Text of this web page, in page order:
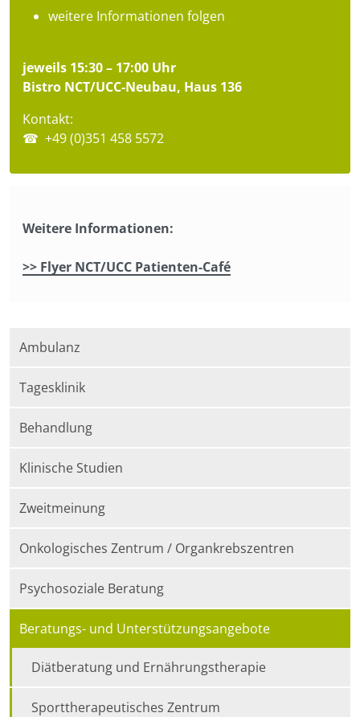
weitere Informationen folgen
jeweils 15:30 – 17:00 Uhr
Bistro NCT/UCC-Neubau, Haus 136
Kontakt:
☎ +49 (0)351 458 5572
Weitere Informationen:
>> Flyer NCT/UCC Patienten-Café
Ambulanz
Tagesklinik
Behandlung
Klinische Studien
Zweitmeinung
Onkologisches Zentrum / Organkrebszentren
Psychosoziale Beratung
Beratungs- und Unterstützungsangebote
Diätberatung und Ernährungstherapie
Sporttherapeutisches Zentrum